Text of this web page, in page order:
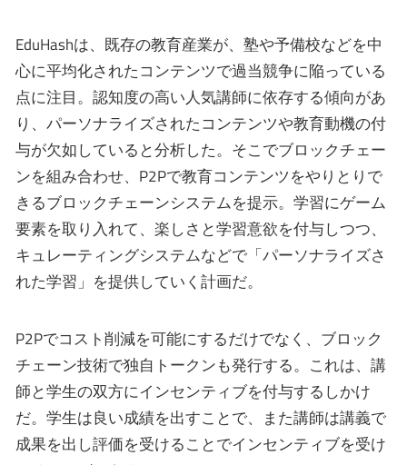
EduHashは、既存の教育産業が、塾や予備校などを中
心に平均化されたコンテンツで過当競争に陥っている
点に注目。認知度の高い人気講師に依存する傾向があ
り、パーソナライズされたコンテンツや教育動機の付
与が欠如していると分析した。そこでブロックチェー
ンを組み合わせ、P2Pで教育コンテンツをやりとりで
きるブロックチェーンシステムを提示。学習にゲーム
要素を取り入れて、楽しさと学習意欲を付与しつつ、
キュレーティングシステムなどで「パーソナライズさ
れた学習」を提供していく計画だ。
P2Pでコスト削減を可能にするだけでなく、ブロック
チェーン技術で独自トークンも発行する。これは、講
師と学生の双方にインセンティブを付与するしかけ
だ。学生は良い成績を出すことで、また講師は講義で
成果を出し評価を受けることでインセンティブを受け